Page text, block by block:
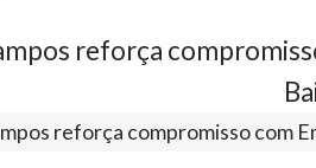
reforça compromisso com